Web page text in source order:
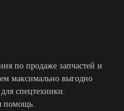
продаже запчастей и
максимально выгодно
спецтехники.
помощь.